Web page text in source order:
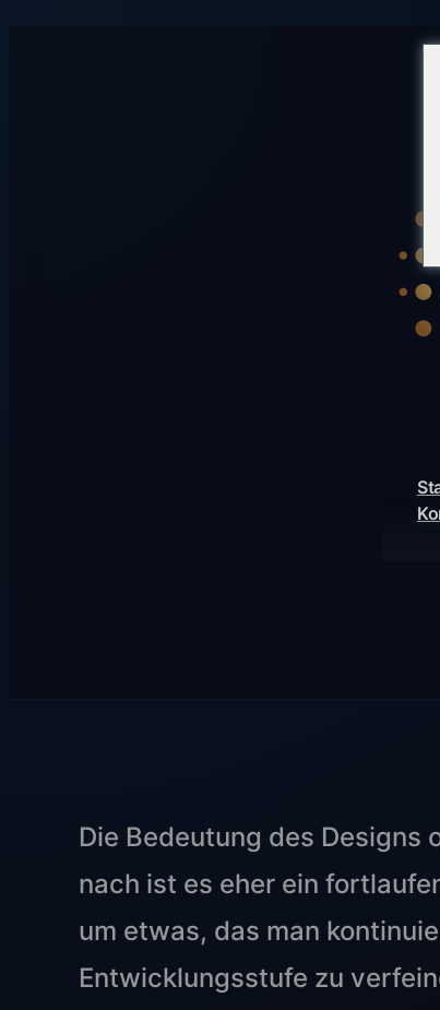
Die Bedeutung des Designs
nach ist es eher ein
um etwas, das man
Entwicklungsstufe zu